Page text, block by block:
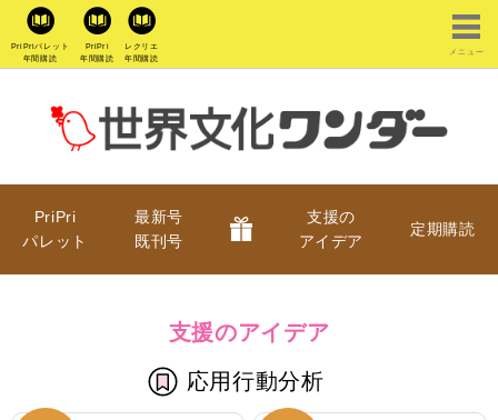
PriPriパレット
年間購読
PriPri
年間購読
レクリエ
年間購読
メニュー
PriPri
パレット
最新号
既刊号
支援の
アイデア
定期購読
支援のアイデア
応用行動分析